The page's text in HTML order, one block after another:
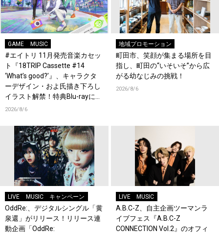
GAME MUSIC
#エイトリ 11月発売音楽カセッ
ト『18TRIP Cassette #14
‘What’s good?’』、キャラクタ
ーデザイン・およ氏描き下ろし
イラスト解禁！特典Blu-rayには
『HAMAツアーズ全体会議』が
2026/8/6
地域プロモーション
町田市、笑顔が集まる場所を目
指し、町田の“いそいそ”から広
がる幼なじみの挑戦！
2026/8/6
LIVE MUSIC キャンペーン
OddRe:、デジタルシングル「黄
泉還」がリリース！リリース連
動企画「OddRe:
LIVE MUSIC
A.B.C-Z、自主企画ツーマンラ
イブフェス『A.B.C-Z
CONNECTION Vol.2』のオフィ